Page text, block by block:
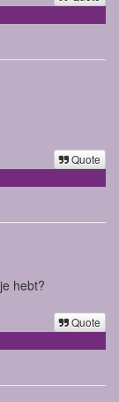
Quote
hebt?
Quote